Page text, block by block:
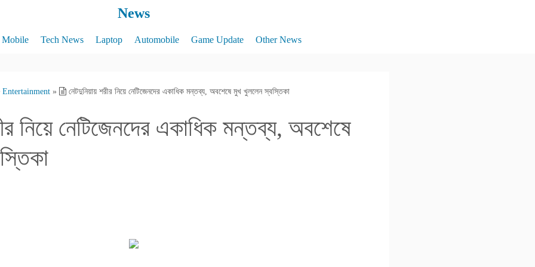
News
Mobile Tech News Laptop Automobile Game Update Other News
Entertainment » নেটদুনিয়ায় শরীর নিয়ে নেটিজেনদের একাধিক মন্তব্য, অবশেষে মুখ খুললেন স্বস্তিকা
নিয়ে নেটিজেনদের একাধিক মন্তব্য, অবশেষে